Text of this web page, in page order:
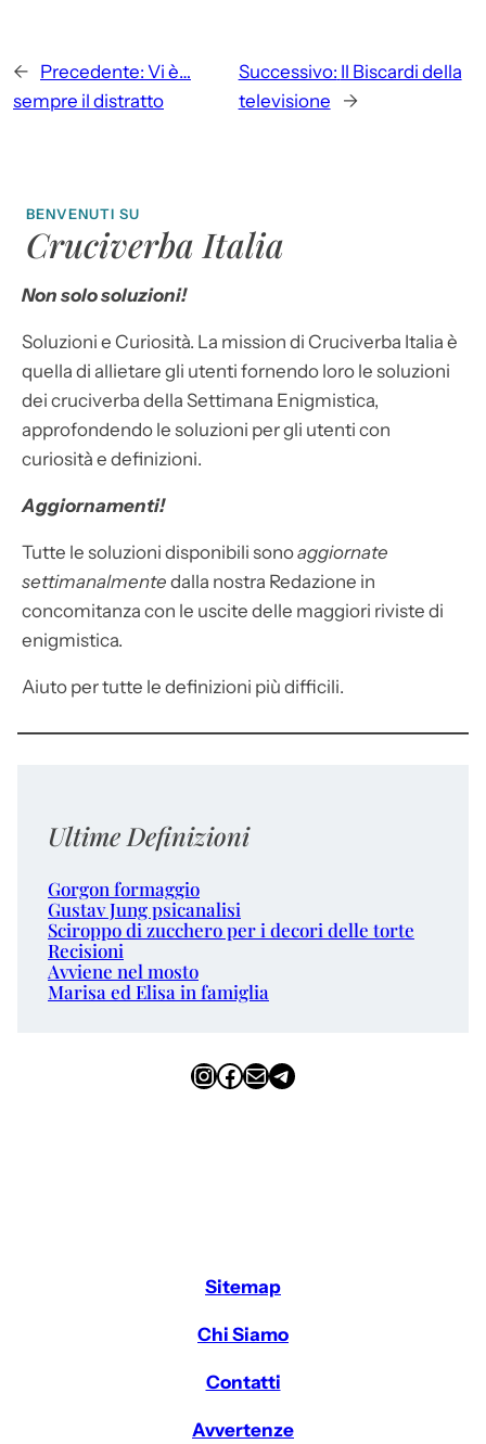
← Precedente: Vi è…
sempre il distratto
Successivo: Il Biscardi della
televisione
→
BENVENUTI SU
Cruciverba Italia
Non solo soluzioni!
Soluzioni e Curiosità. La mission di Cruciverba Italia è
quella di allietare gli utenti fornendo loro le soluzioni
dei cruciverba della Settimana Enigmistica,
approfondendo le soluzioni per gli utenti con
curiosità e definizioni.
Aggiornamenti!
Tutte le soluzioni disponibili sonoaggiornate
settimanalmente dalla nostra Redazione in
concomitanza con le uscite delle maggiori riviste di
enigmistica.
Aiuto per tutte le definizioni più difficili.
Ultime Definizioni
Gorgon formaggio
Gustav Jung psicanalisi
Sciroppo di zucchero per i decori delle torte
Recisioni
Avviene nel mosto
Marisa ed Elisa in famiglia
InstagramFacebook Email Telegram
Sitemap
Chi Siamo
Contatti
Avvertenze